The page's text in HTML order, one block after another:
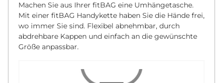
Machen Sie aus Ihrer fitBAG eine Umhängetasche.
Mit einer fitBAG Handykette haben Sie die Hände frei,
wo immer Sie sind. Flexibel abnehmbar, durch
abdrehbare Kappen und einfach an die gewünschte
Größe anpassbar.